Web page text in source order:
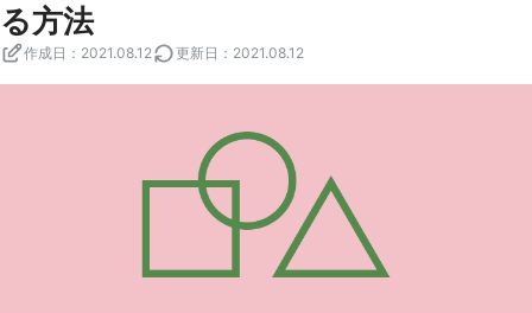
る方法
作成日 ： 2021.08.12 更新日 ： 2021.08.12